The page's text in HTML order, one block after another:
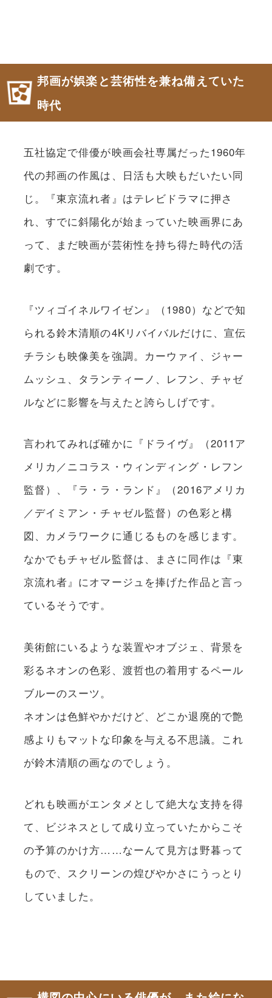
邦画が娯楽と芸術性を兼ね備えていた
時代
五社協定で俳優が映画会社専属だった1960年
代の邦画の作風は、日活も大映もだいたい同
じ。『東京流れ者』はテレビドラマに押さ
れ、すでに斜陽化が始まっていた映画界にあ
って、まだ映画が芸術性を持ち得た時代の活
劇です。
『ツィゴイネルワイゼン』（1980）などで知
られる鈴木清順の4Kリバイバルだけに、宣伝
チラシも映像美を強調。カーウァイ、ジャー
ムッシュ、タランティーノ、レフン、チャゼ
ルなどに影響を与えたと誇らしげです。
言われてみれば確かに『ドライヴ』（2011ア
メリカ／ニコラス・ウィンディング・レフン
監督）、『ラ・ラ・ランド』（2016アメリカ
／デイミアン・チャゼル監督）の色彩と構
図、カメラワークに通じるものを感じます。
なかでもチャゼル監督は、まさに同作は『東
京流れ者』にオマージュを捧げた作品と言っ
ているそうです。
美術館にいるような装置やオブジェ、背景を
彩るネオンの色彩、渡哲也の着用するペール
ブルーのスーツ。
ネオンは色鮮やかだけど、どこか退廃的で艶
感よりもマットな印象を与える不思議。これ
が鈴木清順の画なのでしょう。
どれも映画がエンタメとして絶大な支持を得
て、ビジネスとして成り立っていたからこそ
の予算のかけ方……なーんて見方は野暮って
もので、スクリーンの煌びやかさにうっとり
していました。